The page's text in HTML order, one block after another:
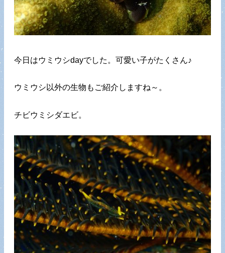
今日はウミウシdayでした。可愛い子がたくさん♪
ウミウシ以外の生物もご紹介しますね～。
チビウミシダエビ。